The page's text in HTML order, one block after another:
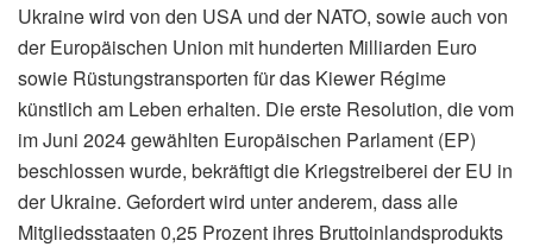
Ukraine wird von den USA und der NATO, sowie auch von
der Europäischen Union mit hunderten Milliarden Euro
sowie Rüstungstransporten für das Kiewer Régime
künstlich am Leben erhalten. Die erste Resolution, die vom
im Juni 2024 gewählten Europäischen Parlament (EP)
beschlossen wurde, bekräftigt die Kriegstreiberei der EU in
der Ukraine. Gefordert wird unter anderem, dass alle
Mitgliedsstaaten 0,25 Prozent ihres Bruttoinlandsprodukts